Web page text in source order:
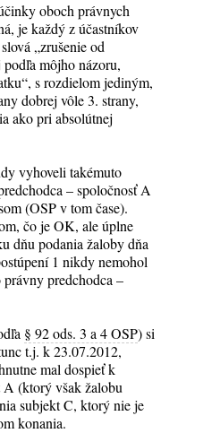
oboch právnych
je každý z účastníkov
„zrušenie od
môjho názoru,
s rozdielom jediným,
dobrej vôle 3. strany,
ako pri absolútnej
vyhoveli takémuto
– spoločnosť A
(OSP v tom čase).
čo je OK, ale úplne
dňu podania žaloby dňa
1 nikdy nemohol
právny predchodca –
§ 92 ods. 3 a 4 OSP) si
t.j. k 23.07.2012,
mal dospieť k
A (ktorý však žalobu
subjekt C, ktorý nie je
konania.